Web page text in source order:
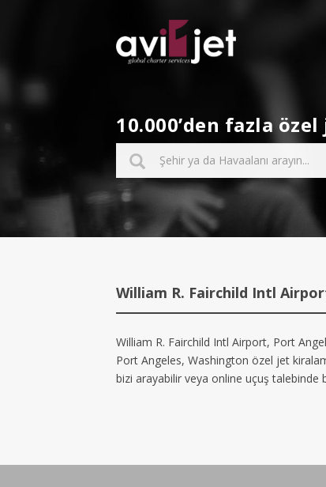
10.000’den fazla
William R. Fairchild Intl
William R. Fairchild Intl Airport, Port
Port Angeles, Washington özel jet
bizi arayabilir veya online uçuş talebinde